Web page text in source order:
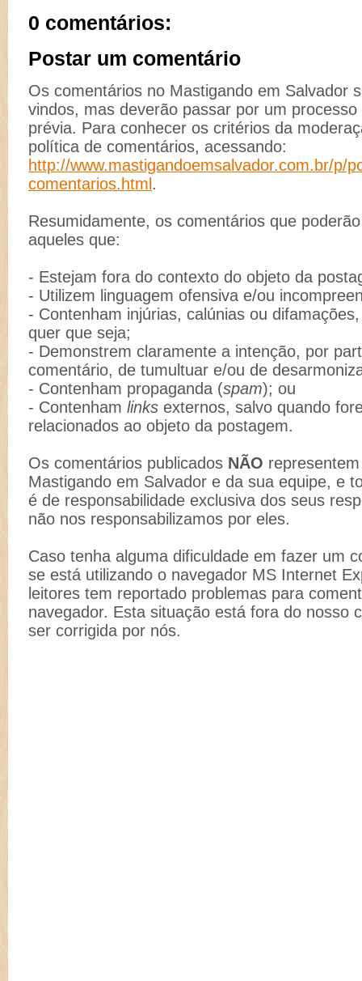
0 comentários:
Postar um comentário
Os comentários no Mastigando em Salvador
vindos, mas deverão passar por um
prévia. Para conhecer os critérios da
política de comentários, acessando:
http://www.mastigandoemsalvador.com.br/p/
comentarios.html .
Resumidamente, os comentários que
aqueles que:
- Estejam fora do contexto do objeto da
- Utilizem linguagem ofensiva e/ou
- Contenham injúrias, calúnias ou
quer que seja;
- Demonstrem claramente a intenção, por
comentário, de tumultuar e/ou de
- Contenham propaganda (spam); ou
- Contenham links externos, salvo quando
relacionados ao objeto da postagem.
Os comentários publicados NÃO
Mastigando em Salvador e da sua equipe, e
é de responsabilidade exclusiva dos seus
não nos responsabilizamos por eles.
Caso tenha alguma dificuldade em fazer um
se está utilizando o navegador MS Internet
leitores tem reportado problemas para
navegador. Esta situação está fora do nosso
ser corrigida por nós.